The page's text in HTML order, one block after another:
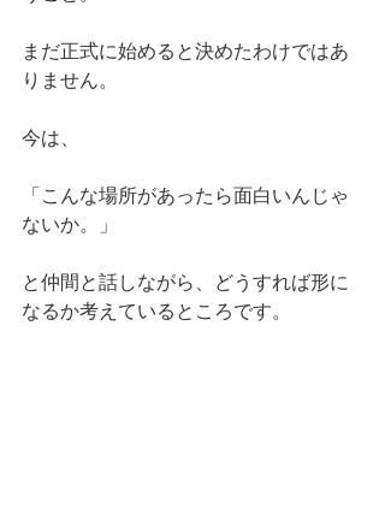
まだ正式に始めると決めたわけではあ
りません。
今は、
「こんな場所があったら面白いんじゃ
ないか。」
と仲間と話しながら、どうすれば形に
なるか考えているところです。